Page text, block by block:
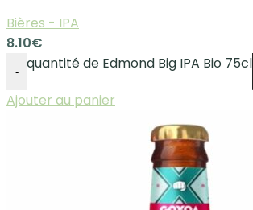
Bières - IPA
8.10€
- quantité de Edmond Big IPA Bio 75cl
Ajouter au panier